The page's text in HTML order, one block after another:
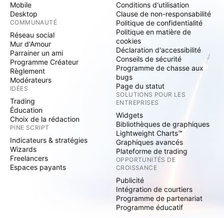
Mobile
Desktop
COMMUNAUTÉ
Réseau social
Mur d'Amour
Parrainer un ami
Programme Créateur
Règlement
Modérateurs
IDÉES
Trading
Éducation
Choix de la rédaction
PINE SCRIPT
Indicateurs & stratégies
Wizards
Freelancers
Espaces payants
Conditions d'utilisation
Clause de non-responsabilité
Politique de confidentialité
Politique en matière de
cookies
Déclaration d'accessibilité
Conseils de sécurité
Programme de chasse aux
bugs
Page du statut
SOLUTIONS POUR LES
ENTREPRISES
Widgets
Bibliothèques de graphiques
Lightweight Charts™
Graphiques avancés
Plateforme de trading
OPPORTUNITÉS DE
CROISSANCE
Publicité
Intégration de courtiers
Programme de partenariat
Programme éducatif